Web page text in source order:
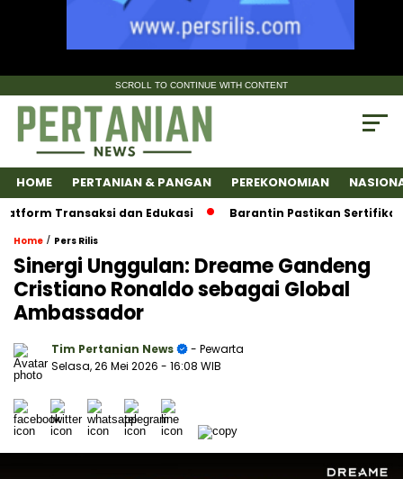
SCROLL TO CONTINUE WITH CONTENT
HOME PERTANIAN & PANGAN PEREKONOMIAN
Transaksi dan Edukasi Barantin Pastikan Sertifikasi
Home / Pers Rilis
Sinergi Unggulan: Dreame Gandeng
Cristiano Ronaldo sebagai Global
Ambassador
Tim Pertanian News
- Pewarta
Selasa, 26 Mei 2026 - 16:08 WIB